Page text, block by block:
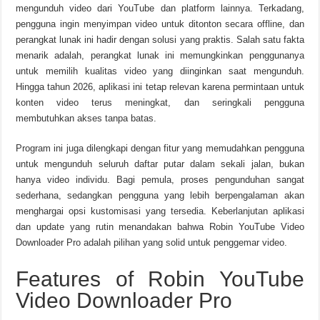
mengunduh video dari YouTube dan platform lainnya. Terkadang,
pengguna ingin menyimpan video untuk ditonton secara offline, dan
perangkat lunak ini hadir dengan solusi yang praktis. Salah satu fakta
menarik adalah, perangkat lunak ini memungkinkan penggunanya
untuk memilih kualitas video yang diinginkan saat mengunduh.
Hingga tahun 2026, aplikasi ini tetap relevan karena permintaan untuk
konten video terus meningkat, dan seringkali pengguna
membutuhkan akses tanpa batas.
Program ini juga dilengkapi dengan fitur yang memudahkan pengguna
untuk mengunduh seluruh daftar putar dalam sekali jalan, bukan
hanya video individu. Bagi pemula, proses pengunduhan sangat
sederhana, sedangkan pengguna yang lebih berpengalaman akan
menghargai opsi kustomisasi yang tersedia. Keberlanjutan aplikasi
dan update yang rutin menandakan bahwa Robin YouTube Video
Downloader Pro adalah pilihan yang solid untuk penggemar video.
Features of Robin YouTube
Video Downloader Pro